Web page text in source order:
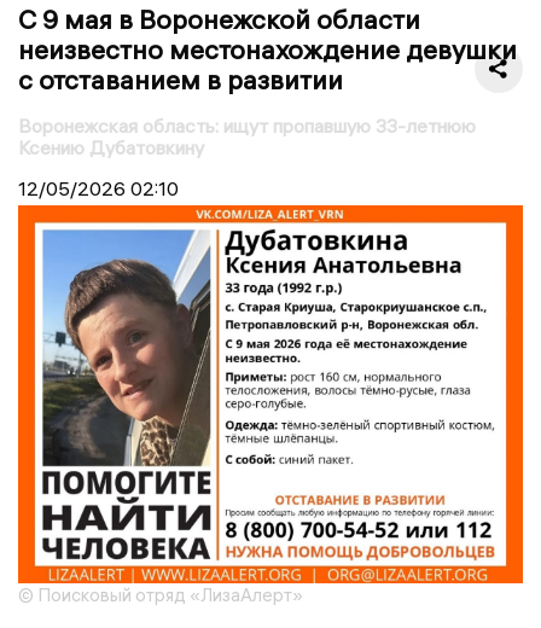
С 9 мая в Воронежской области
неизвестно местонахождение девушки
с отставанием в развитии
Воронежская область: ищут пропавшую 33-летнюю
Ксению Дубатовкину
12/05/2026 02:10
© Поисковый отряд «ЛизаАлерт»